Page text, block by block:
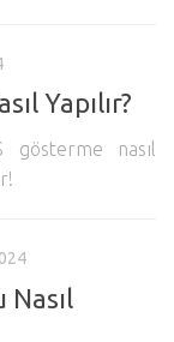
Yapılır?
gösterme nasıl
Nasıl